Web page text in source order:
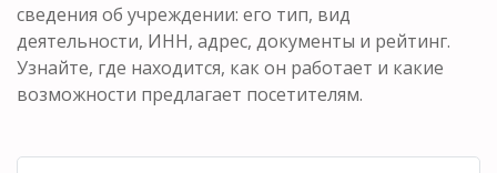
сведения об учреждении: его тип, вид
деятельности, ИНН, адрес, документы и рейтинг.
Узнайте, где находится, как он работает и какие
возможности предлагает посетителям.